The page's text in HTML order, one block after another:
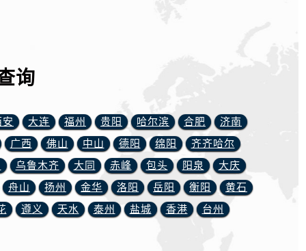
询
安 大连 福州 贵阳 哈尔滨 合肥
济南
广西 佛山 中山 德阳 绵阳
齐齐哈尔
乌鲁木齐 大同 赤峰 包头 阳泉
大庆
舟山 扬州 金华 洛阳 岳阳 衡阳
黄石
遵义 天水 泰州 盐城 香港 台州